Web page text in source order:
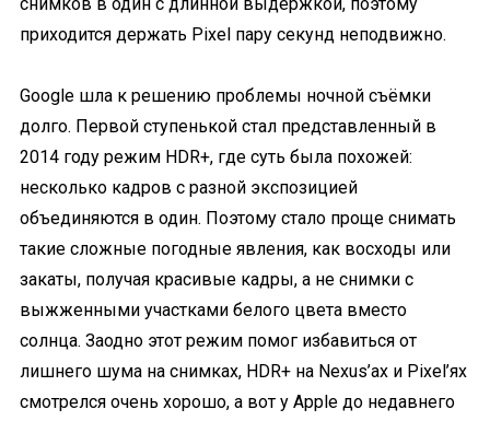
приходится держать Pixel пару секунд неподвижно.
Google шла к решению проблемы ночной съёмки
долго. Первой ступенькой стал представленный в
2014 году режим HDR+, где суть была похожей:
несколько кадров с разной экспозицией
объединяются в один. Поэтому стало проще снимать
такие сложные погодные явления, как восходы или
закаты, получая красивые кадры, а не снимки с
выжженными участками белого цвета вместо
солнца. Заодно этот режим помог избавиться от
лишнего шума на снимках, HDR+ на Nexus’ах и Pixel’ях
смотрелся очень хорошо, а вот у Apple до недавнего